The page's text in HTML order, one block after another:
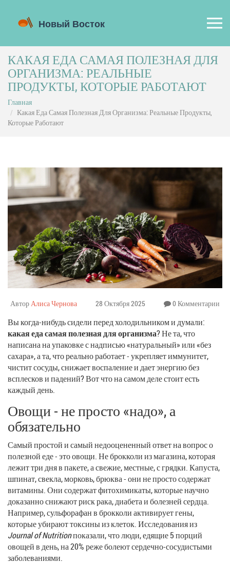
КАКАЯ ЕДА САМАЯ ПОЛЕЗНАЯ ДЛЯ
ОРГАНИЗМА: РЕАЛЬНЫЕ
ПРОДУКТЫ, КОТОРЫЕ РАБОТАЮТ
Главная
Какая Еда Самая Полезная Для Организма: Реальные Продукты,
Которые Работают
АвторАлиса Чернова 28 Октября 2025 0 Комментарии
Вы когда-нибудь сидели перед холодильником и думали:
какая еда самая полезная для организма? Не та, что
написана на упаковке с надписью «натуральный» или «без
сахара», а та, что реально работает - укрепляет иммунитет,
чистит сосуды, снижает воспаление и дает энергию без
всплесков и падений? Вот что на самом деле стоит есть
каждый день.
Овощи - не просто «надо», а
обязательно
Самый простой и самый недооцененный ответ на вопрос о
полезной еде - это овощи. Не брокколи из магазина, которая
лежит три дня в пакете, а свежие, местные, с грядки. Капуста,
шпинат, свекла, морковь, брюква - они не просто содержат
витамины. Они содержат фитохимикаты, которые научно
доказанно снижают риск рака, диабета и болезней сердца.
Например, сульфорафан в брокколи активирует гены,
которые убирают токсины из клеток. Исследования из
Journal of Nutritionпоказали, что люди, едящие 5 порций
овощей в день, на 20% реже болеют сердечно-сосудистыми
заболеваниями.